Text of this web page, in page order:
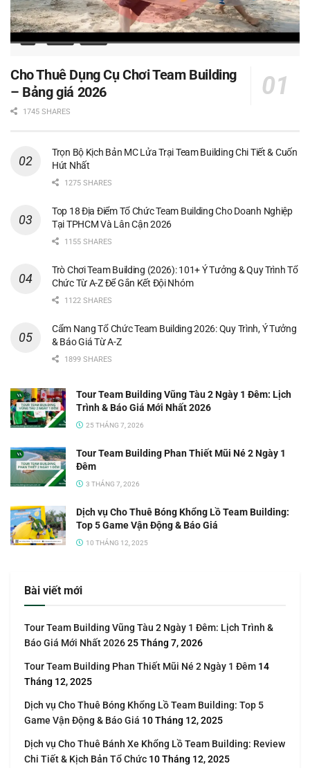
Cho Thuê Dụng Cụ Chơi Team Building
– Bảng giá 2026
1745 SHARES
Trọn Bộ Kịch Bản MC Lửa Trại Team Building Chi Tiết & Cuốn
Hút Nhất
1275 SHARES
Top 18 Địa Điểm Tổ Chức Team Building Cho Doanh Nghiệp
Tại TPHCM Và Lân Cận 2026
1155 SHARES
Trò Chơi Team Building (2026): 101+ Ý Tưởng & Quy Trình Tổ
Chức Từ A-Z Để Gắn Kết Đội Nhóm
1122 SHARES
Cẩm Nang Tổ Chức Team Building 2026: Quy Trình, Ý Tưởng
& Báo Giá Từ A-Z
1899 SHARES
Tour Team Building Vũng Tàu 2 Ngày 1 Đêm: Lịch
Trình & Báo Giá Mới Nhất 2026
25 THÁNG 7, 2026
Tour Team Building Phan Thiết Mũi Né 2 Ngày 1
Đêm
3 THÁNG 7, 2026
Dịch vụ Cho Thuê Bóng Khổng Lồ Team Building:
Top 5 Game Vận Động & Báo Giá
10 THÁNG 12, 2025
Bài viết mới
Tour Team Building Vũng Tàu 2 Ngày 1 Đêm: Lịch Trình &
Báo Giá Mới Nhất 202625 Tháng 7, 2026
Tour Team Building Phan Thiết Mũi Né 2 Ngày 1 Đêm 14
Tháng 12, 2025
Dịch vụ Cho Thuê Bóng Khổng Lồ Team Building: Top 5
Game Vận Động & Báo Giá 10 Tháng 12, 2025
Dịch vụ Cho Thuê Bánh Xe Khổng Lồ Team Building: Review
Chi Tiết & Kịch Bản Tổ Chức 10 Tháng 12, 2025